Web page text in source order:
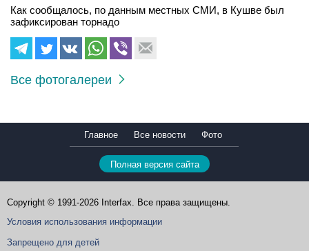
Как сообщалось, по данным местных СМИ, в Кушве был
зафиксирован торнадо
Все фотогалереи
Главное Все новости Фото
Полная версия сайта
Copyright © 1991-2026 Interfax. Все права защищены.
Условия использования информации
Запрещено для детей